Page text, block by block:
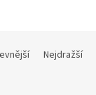
Nejdražší